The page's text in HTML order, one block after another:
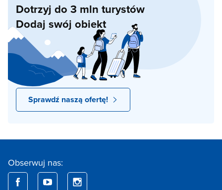
Dotrzyj do 3 mln turystów
Dodaj swój obiekt
Sprawdź naszą ofertę!
Obserwuj nas: